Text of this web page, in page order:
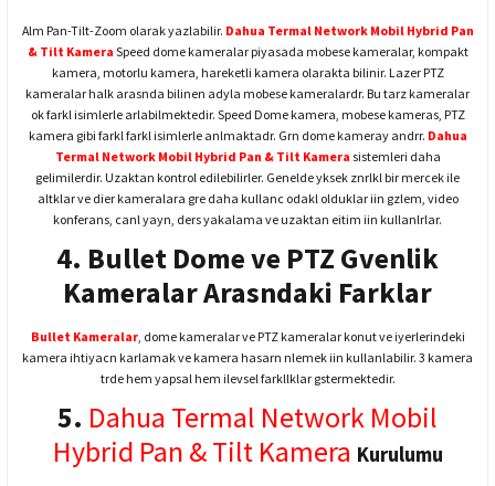
Alm Pan-Tilt-Zoom olarak yazlabilir. Dahua Termal Network Mobil Hybrid Pan
& Tilt Kamera Speed dome kameralar piyasada mobese kameralar, kompakt
kamera, motorlu kamera, hareketli kamera olarakta bilinir. Lazer PTZ
kameralar halk arasnda bilinen adyla mobese kameralardr. Bu tarz kameralar
ok farkl isimlerle arlabilmektedir. Speed Dome kamera, mobese kameras, PTZ
kamera gibi farkl farkl isimlerle anlmaktadr. Grn dome kameray andrr. Dahua
Termal Network Mobil Hybrid Pan & Tilt Kamera sistemleri daha
gelimilerdir. Uzaktan kontrol edilebilirler. Genelde yksek znrlkl bir mercek ile
altklar ve dier kameralara gre daha kullanc odakl olduklar iin gzlem, video
konferans, canl yayn, ders yakalama ve uzaktan eitim iin kullanlrlar.
4. Bullet Dome ve PTZ Gvenlik
Kameralar Arasndaki Farklar
Bullet Kameralar, dome kameralar ve PTZ kameralar konut ve iyerlerindeki
kamera ihtiyacn karlamak ve kamera hasarn nlemek iin kullanlabilir. 3 kamera
trde hem yapsal hem ilevsel farkllklar gstermektedir.
5. Dahua Termal Network Mobil
Hybrid Pan & Tilt Kamera Kurulumu